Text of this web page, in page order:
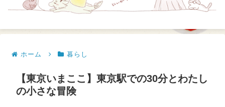
ホーム 暮らし
【東京いまここ】東京駅での30分とわたし
の小さな冒険